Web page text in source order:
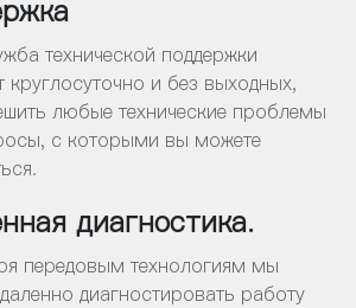
технической поддержки
круглосуточно и без выходных,
любые технические проблемы
с которыми вы можете
диагностика.
передовым технологиям мы
диагностировать работу